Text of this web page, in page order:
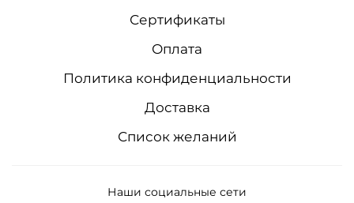
Сертификаты
Оплата
Политика конфиденциальности
Доставка
Список желаний
Наши социальные сети